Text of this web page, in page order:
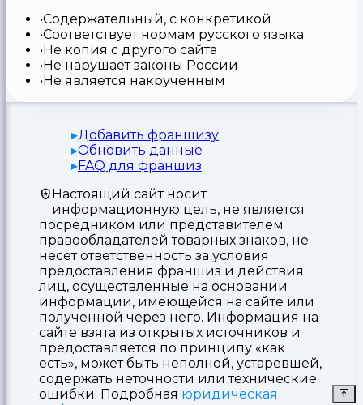
Содержательный, с конкретикой
Соответствует нормам русского языка
Не копия с другого сайта
Не нарушает законы России
Не является накрученным
Добавить франшизу
Обновить данные
FAQ для франшиз
Настоящий сайт носит
информационную цель, не является
посредником или представителем
правообладателей товарных знаков, не
несет ответственность за условия
предоставления франшиз и действия
лиц, осуществленные на основании
информации, имеющейся на сайте или
полученной через него. Информация на
сайте взята из открытых источников и
предоставляется по принципу «как
есть», может быть неполной, устаревшей,
содержать неточности или технические
ошибки. Подробная юридическая